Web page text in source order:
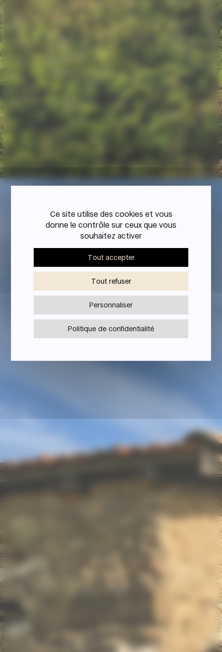
Unterritoire
d'exception
DOMAINE COURBIS
Ce site utilise des cookies et vous
donne le contrôle sur ceux que vous
souhaitez activer
Tout accepter
Tout refuser
Personnaliser
Politique de confidentialité